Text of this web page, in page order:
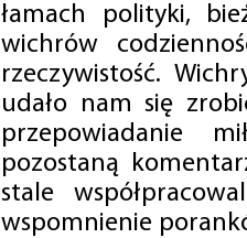
łamach polityki,
wichrów
rzeczywistość.
udało nam się
przepowiadanie
pozostaną
stale
wspomnienie